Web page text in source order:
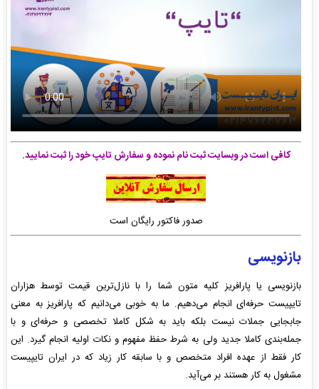
کافی است در وبسایت ثبت نام نموده و سفارش تایپ خود را ثبت نمایید.
صدور فاکتور رایگان است
بازنویسی
بازنویسی یا پارافریز کلیه متون شما را با نازل‌‌ترین قیمت توسط هزاران
تایپیست حرفه‌ای انجام می‌دهیم. ما به خوبی می‌دانیم که پارافریز به معنی
جابجایی جملات نیست بلکه باید به شکل کاملا تخصصی و حرفه‌ای و با
جمله‌بندی کاملا جدید ولی به شرط حفظ مفهوم و نکات اولیه انجام گیرد. این
کار فقط از عهده افراد متخصص و با سابقه کار زیاد که در ایران تایپیست
مشغول به کار هستند بر می‌آید.